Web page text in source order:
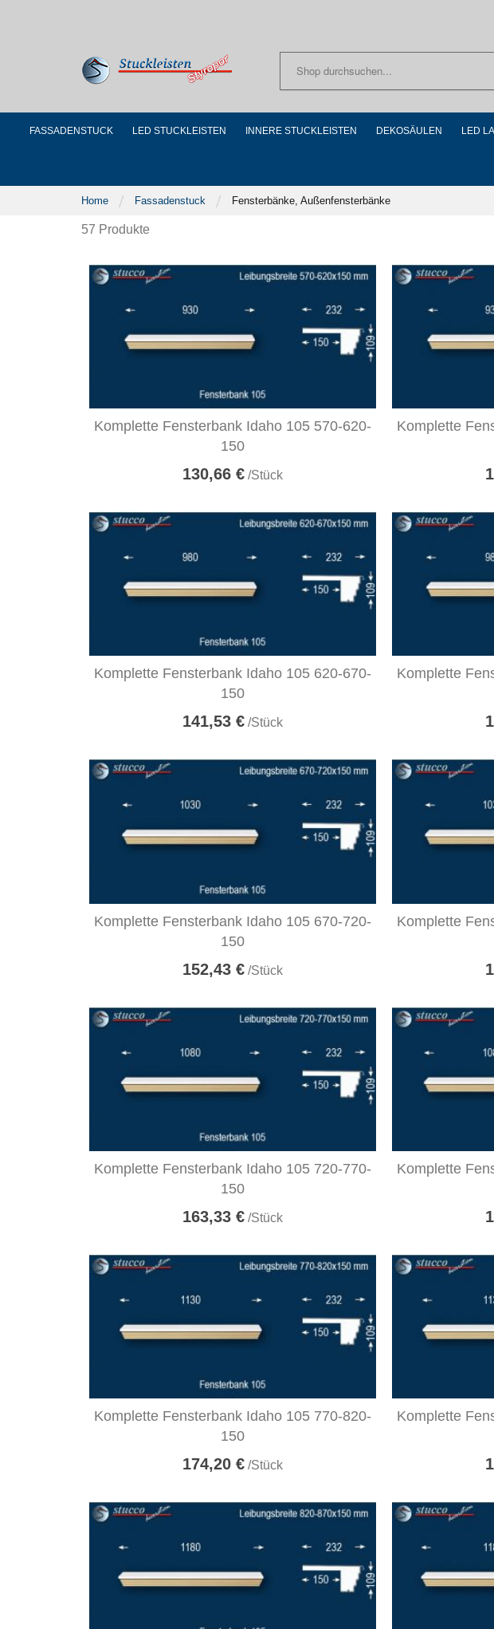
FASSADENSTUCK LED STUCKLEISTEN INNERE STUCKLEISTEN DEKOSÄULEN LED
Home Fassadenstuck Fensterbänke, Außenfensterbänke
57 Produkte
Komplette Fensterbank Idaho 105 570-620-
150
130,66 € /Stück
Komplette
Komplette Fensterbank Idaho 105 620-670-
150
141,53 € /Stück
Komplette
Komplette Fensterbank Idaho 105 670-720-
150
152,43 € /Stück
Komplette
Komplette Fensterbank Idaho 105 720-770-
150
163,33 € /Stück
Komplette
Komplette Fensterbank Idaho 105 770-820-
150
174,20 € /Stück
Komplette